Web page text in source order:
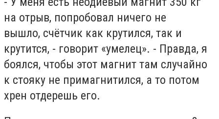
на отрыв, попробовал ничего не
вышло, счётчик как крутился, так и
крутится, - говорит «умелец». - Правда, я
боялся, чтобы этот магнит там случайно
к стояку не примагнитился, а то потом
хрен отдерешь его.